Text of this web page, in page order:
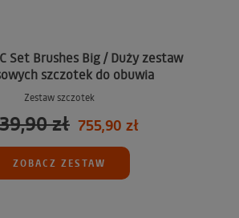
Set Brushes Big / Duży zestaw
szczotek do obuwia
Zestaw szczotek
zł 755,90 zł
ZOBACZ ZESTAW